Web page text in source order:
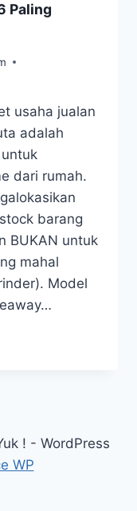
Paling
usaha jualan
adalah
dari rumah.
barang
BUKAN untuk
mahal
Model
! - WordPress
WP